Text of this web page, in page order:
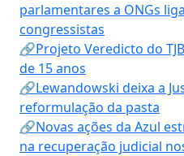
parlamentares a ONGs
congressistas
🔗Projeto Veredicto do
de 15 anos
🔗Lewandowski deixa a
reformulação da pasta
🔗Novas ações da Azul
na recuperação judicial